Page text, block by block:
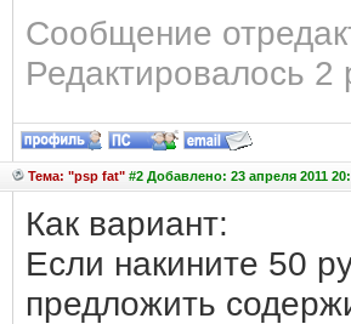
Сообщение
Редактировалось 2
Тема: "psp fat"#2 Добавлено: 23 апреля 2011
Как вариант:
Если накините 50
предложить